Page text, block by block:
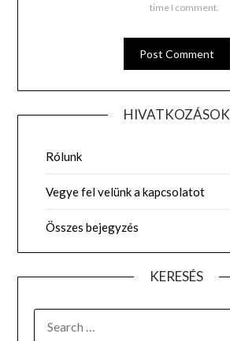
time I comment.
HIVATKOZÁSOK
Rólunk
Vegye fel velünk a kapcsolatot
Összes bejegyzés
KERESÉS
FOR: